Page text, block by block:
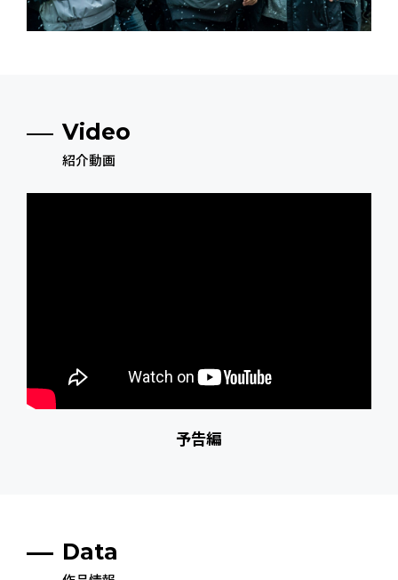
Video
紹介動画
予告編
Data